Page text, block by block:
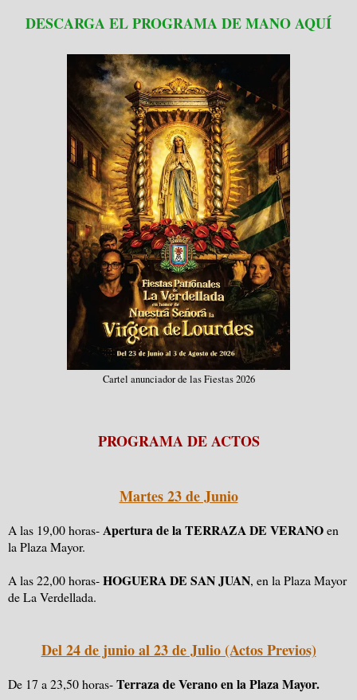
DESCARGA EL PROGRAMA DE MANO AQUÍ
Cartel anunciador de las Fiestas 2026
PROGRAMA DE ACTOS
Martes 23 de Junio
A las 19,00 horas-Apertura de la TERRAZA DE VERANOen
la Plaza Mayor.
A las 22,00 horas-HOGUERA DE SAN JUAN, en la Plaza Mayor
de La Verdellada.
Del 24 de junio al 23 de Julio (Actos Previos)
De 17 a 23,50 horas-Terraza de Verano en la Plaza Mayor.